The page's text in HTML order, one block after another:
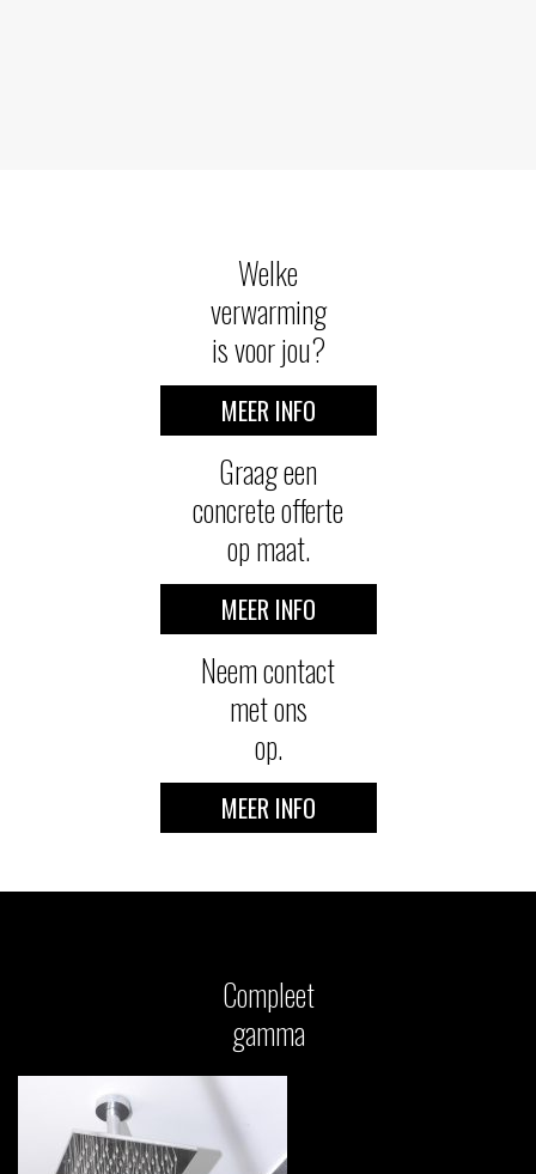
Welke
verwarming
is voor jou?
MEER INFO
Graag een
concrete offerte
op maat.
MEER INFO
Neem contact
met ons
op.
MEER INFO
Compleet
gamma